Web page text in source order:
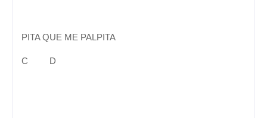
PITA QUE ME PALPITA
C D